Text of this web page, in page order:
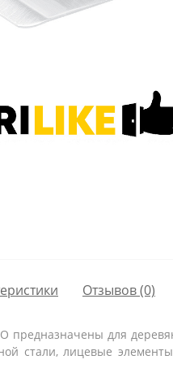
Отзывов (0)
предназначены для
стали, лицевые